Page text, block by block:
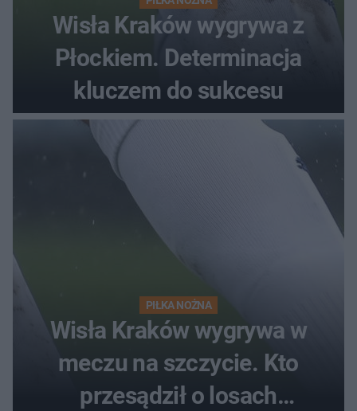
Wisła Kraków wygrywa z
Płockiem. Determinacja
kluczem do sukcesu
PIŁKA NOŻNA
Wisła Kraków wygrywa w
meczu na szczycie. Kto
przesądził o losach